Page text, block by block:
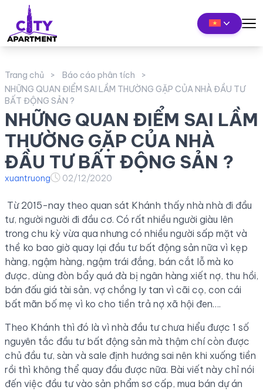
Trang chủ
Báo cáo phân tích
NHỮNG QUAN ĐIỂM SAI LẦM THƯỜNG GẶP CỦA NHÀ ĐẦU TƯ
BẤT ĐỘNG SẢN ?
NHỮNG QUAN ĐIỂM SAI LẦM
THƯỜNG GẶP CỦA NHÀ
ĐẦU TƯ BẤT ĐỘNG SẢN ?
xuantruong 02/12/2020
Từ 2015-nay theo quan sát Khánh thấy nhà nhà đi đầu
tư, người người đi đầu cơ. Có rất nhiều người giàu lên
trong chu kỳ vừa qua nhưng có nhiều người sấp mặt và
thề ko bao giờ quay lại đầu tư bất động sản nữa vì kẹp
hàng, ngậm hàng, ngậm trái đắng, bán cắt lỗ mà ko
được, dùng đòn bẩy quá đà bị ngân hàng xiết nợ, thu hồi,
bán đấu giá tài sản, vợ chồng ly tan vì cãi cọ, con cái
bất mãn bố mẹ vì ko cho tiền trả nợ xã hội đen….
Theo Khánh thì đó là vì nhà đầu tư chưa hiểu được 1 số
nguyên tắc đầu tư bất động sản mà thậm chí còn được
chủ đầu tư, sàn và sale định hướng sai nên khi xuống tiền
rồi thì không thể quay đầu được nữa. Bài viết này chỉ nói
đến việc đầu tư vào sản phẩm sơ cấp, mua bán dự án